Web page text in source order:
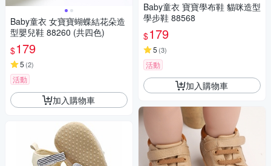
Baby童衣 女寶寶蝴蝶結花朵造
型嬰兒鞋 88260 (共四色)
$179
5 (2)
活動
加入購物車
Baby童衣 寶寶學布鞋 貓咪造型
學步鞋 88568
$179
5 (3)
活動
加入購物車